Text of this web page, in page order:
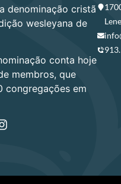
denominação cristã
wesleyana de
conta hoje
membros, que
congregações em